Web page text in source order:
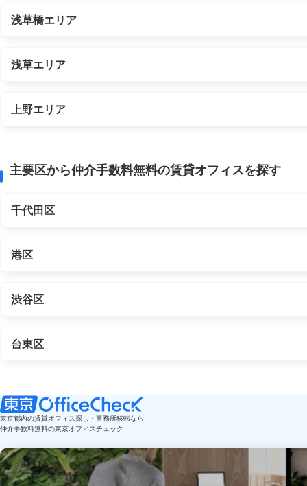
浅草橋エリア
浅草エリア
上野エリア
主要区から仲介手数料無料の賃貸オフィスを探す
千代田区
港区
渋谷区
台東区
東京都内の賃貸オフィス探し・事務所移転なら
仲介手数料無料の東京オフィスチェック